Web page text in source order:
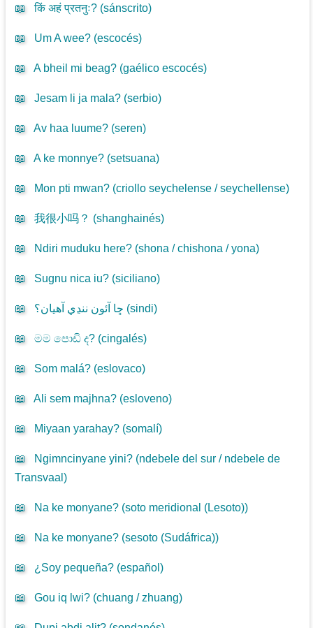
📖 किं अहं प्रतनुः? (sánscrito)
📖 Um A wee? (escocés)
📖 A bheil mi beag? (gaélico escocés)
📖 Jesam li ja mala? (serbio)
📖 Av haa luume? (seren)
📖 A ke monnye? (setsuana)
📖 Mon pti mwan? (criollo seychelense / seychellense)
📖 我很小吗？ (shanghainés)
📖 Ndiri muduku here? (shona / chishona / yona)
📖 Sugnu nica iu? (siciliano)
📖 ڇا آئون ننڍي آهيان؟ (sindi)
📖 මම පොඩි ද? (cingalés)
📖 Som malá? (eslovaco)
📖 Ali sem majhna? (esloveno)
📖 Miyaan yarahay? (somalí)
📖 Ngimncinyane yini? (ndebele del sur / ndebele de
Transvaal)
📖 Na ke monyane? (soto meridional (Lesoto))
📖 Na ke monyane? (sesoto (Sudáfrica))
📖 ¿Soy pequeña? (español)
📖 Gou iq lwi? (chuang / zhuang)